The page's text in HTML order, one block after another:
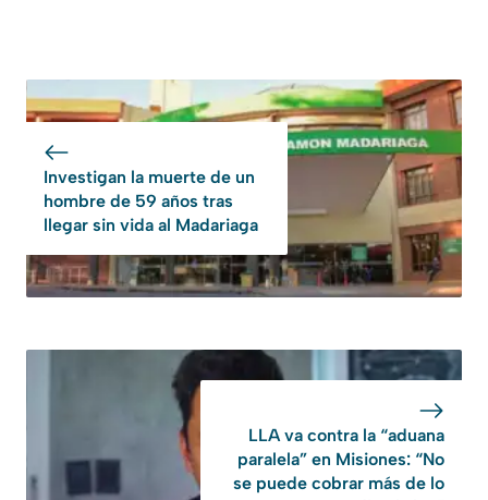
Investigan la muerte de un
hombre de 59 años tras
llegar sin vida al Madariaga
LLA va contra la “aduana
paralela” en Misiones: “No
se puede cobrar más de lo